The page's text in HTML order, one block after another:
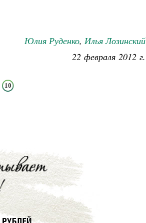
Юлия Руденко, Илья Лозинский
22 февраля 2012 г.
10